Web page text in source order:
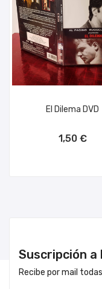
El Dilema DVD
1,50 €
Suscripción
Recibe por mail